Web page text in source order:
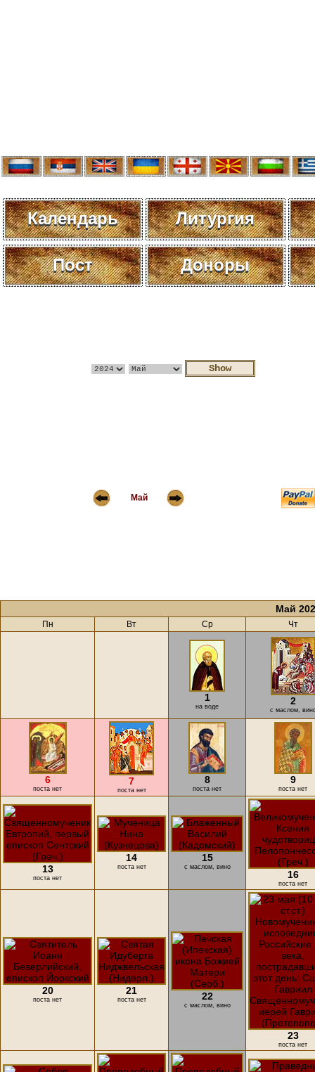
Календарь Литургия
Пост Доноры
Май
Май
Пн Вт Ср Чт
1
на воде 2
с маслом,
6
поста нет
7
поста нет
8
поста нет
9
поста нет
13
поста нет
14
поста нет
15
с маслом, вино
16
поста нет
20
поста нет
21
поста нет 22
с маслом, вино
23
поста нет